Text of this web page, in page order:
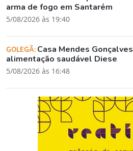
arma de fogo em Santarém
5/08/2026 às 19:40
GOLEGÃ: Casa Mendes
alimentação saudável Diese
5/08/2026 às 16:48